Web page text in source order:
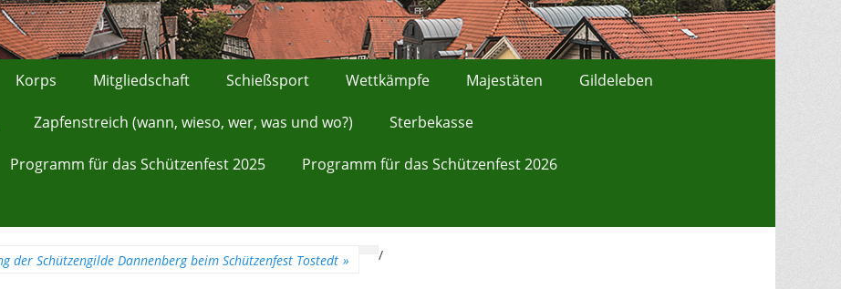
Korps Mitgliedschaft Schießsport Wettkämpfe Majestäten Gildeleben
Zapfenstreich (wann, wieso, wer, was und wo?) Sterbekasse
Programm für das Schützenfest 2025 Programm für das Schützenfest 2026
/
der Schützengilde Dannenberg beim Schützenfest Tostedt »